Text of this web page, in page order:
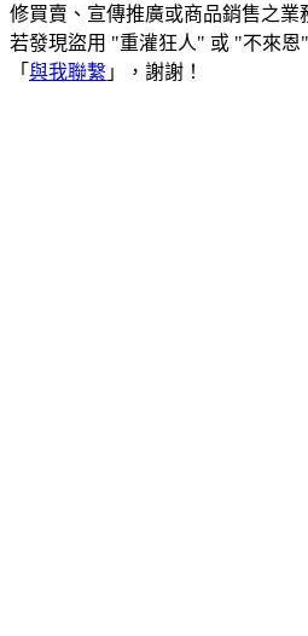
修買賣、宣傳推廣或商品銷售之業
若發現盜用 "重灌狂人" 或 "不來恩
「 與我聯繫 」，謝謝！